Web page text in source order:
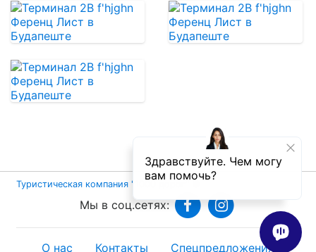
Туристическая компания "1000 дорог"
Мы в соц.сетях:
О нас Контакты Спецпредложения